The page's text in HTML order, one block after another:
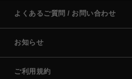
よくあるご質問 / お問い合わせ
お知らせ
ご利用規約